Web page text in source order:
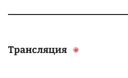
Трансляция